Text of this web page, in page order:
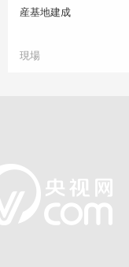
産基地建成
現場
年平均氣溫19攝氏度，夏